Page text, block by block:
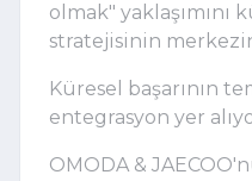
olmak" yaklaşımını
stratejisinin
Küresel başarının
entegrasyon yer
OMODA &